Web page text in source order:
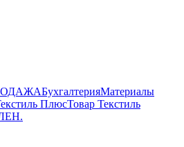
БухгалтерияМатериалы
ПлюсТовар Текстиль